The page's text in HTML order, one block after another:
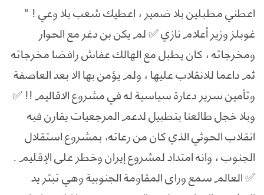
اعطني مطبلين بلا ضمير ، اعطيك شعب بلا وعي ! "
غوبلز وزير أعلام نازي ✅ لم يكن بن دغر مع الحوار
ومخرجاته ، كان يطبل مع الهالك عفاش رافضا مخرجاته
ثم داعما للانقلاب عليها ، ولم يؤمن بها الا بعد العاصفة
وتأمين سرير دعارة سياسية له في مشروع الاقاليم !! ✅
وبلا خجل طالعنا بتطبيل لدعم المرجعيات يقارن فيه
انقلاب الحوثي الذي كان من رعاته، بمشروع استقلال
الجنوب ، وانه امتداد لمشروع إيران وخطر على الإقليم .
✅ العالم سمع وراى المقاومة الجنوبية وهي تبتر يد